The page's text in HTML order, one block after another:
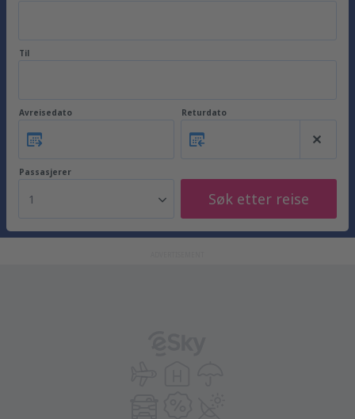
Til
Avreisedato Returdato
Passasjerer
1 Søk etter reise